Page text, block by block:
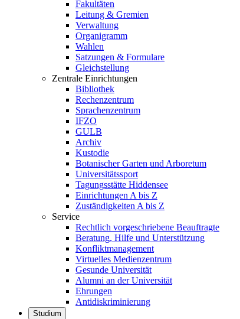
Fakultäten
Leitung & Gremien
Verwaltung
Organigramm
Wahlen
Satzungen & Formulare
Gleichstellung
Zentrale Einrichtungen
Bibliothek
Rechenzentrum
Sprachenzentrum
IFZO
GULB
Archiv
Kustodie
Botanischer Garten und Arboretum
Universitätssport
Tagungsstätte Hiddensee
Einrichtungen A bis Z
Zuständigkeiten A bis Z
Service
Rechtlich vorgeschriebene Beauftragte
Beratung, Hilfe und Unterstützung
Konfliktmanagement
Virtuelles Medienzentrum
Gesunde Universität
Alumni an der Universität
Ehrungen
Antidiskriminierung
Studium